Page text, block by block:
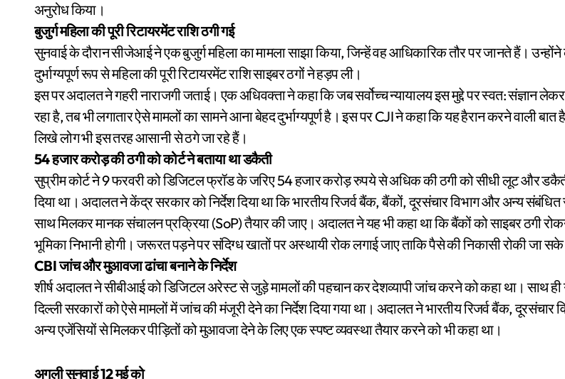
अनुरोध किया।
बुजुर्ग महिला की पूरी रिटायरमेंट राशि ठगी गई
सुनवाई के दौरान सीजेआई ने एक बुजुर्ग महिला का मामला साझा किया, जिन्हें वह आधिकारिक तौर पर जानते हैं।
दुर्भाग्यपूर्ण रूप से महिला की पूरी रिटायरमेंट राशि साइबर ठगों ने हड़प ली।
इस पर अदालत ने गहरी नाराजगी जताई। एक अधिवक्ता ने कहा कि जब सर्वोच्च न्यायालय इस मुद्दे पर स्वत: संज्ञान
रहा है, तब भी लगातार ऐसे मामलों का सामने आना बेहद दुर्भाग्यपूर्ण है। इस पर CJI ने कहा कि यह हैरान करने वाली बात
लिखे लोग भी इस तरह आसानी से ठगे जा रहे हैं।
54 हजार करोड़ की ठगी को कोर्ट ने बताया था डकैती
सुप्रीम कोर्ट ने 9 फरवरी को डिजिटल फ्रॉड के जरिए 54 हजार करोड़ रुपये से अधिक की ठगी को सीधी लूट और
दिया था। अदालत ने केंद्र सरकार को निर्देश दिया था कि भारतीय रिजर्व बैंक, बैंकों, दूरसंचार विभाग और अन्य
साथ मिलकर मानक संचालन प्रक्रिया (SoP) तैयार की जाए। अदालत ने यह भी कहा था कि बैंकों को साइबर ठगी
भूमिका निभानी होगी। जरूरत पड़ने पर संदिग्ध खातों पर अस्थायी रोक लगाई जाए ताकि पैसे की निकासी रोकी जा
CBI जांच और मुआवजा ढांचा बनाने के निर्देश
शीर्ष अदालत ने सीबीआई को डिजिटल अरेस्ट से जुड़े मामलों की पहचान कर देशव्यापी जांच करने को कहा था। साथ
दिल्ली सरकारों को ऐसे मामलों में जांच की मंजूरी देने का निर्देश दिया गया था। अदालत ने भारतीय रिजर्व बैंक, दूरसंचार
अन्य एजेंसियों से मिलकर पीड़ितों को मुआवजा देने के लिए एक स्पष्ट व्यवस्था तैयार करने को भी कहा था।
अगली सुनवाई 12 मई को